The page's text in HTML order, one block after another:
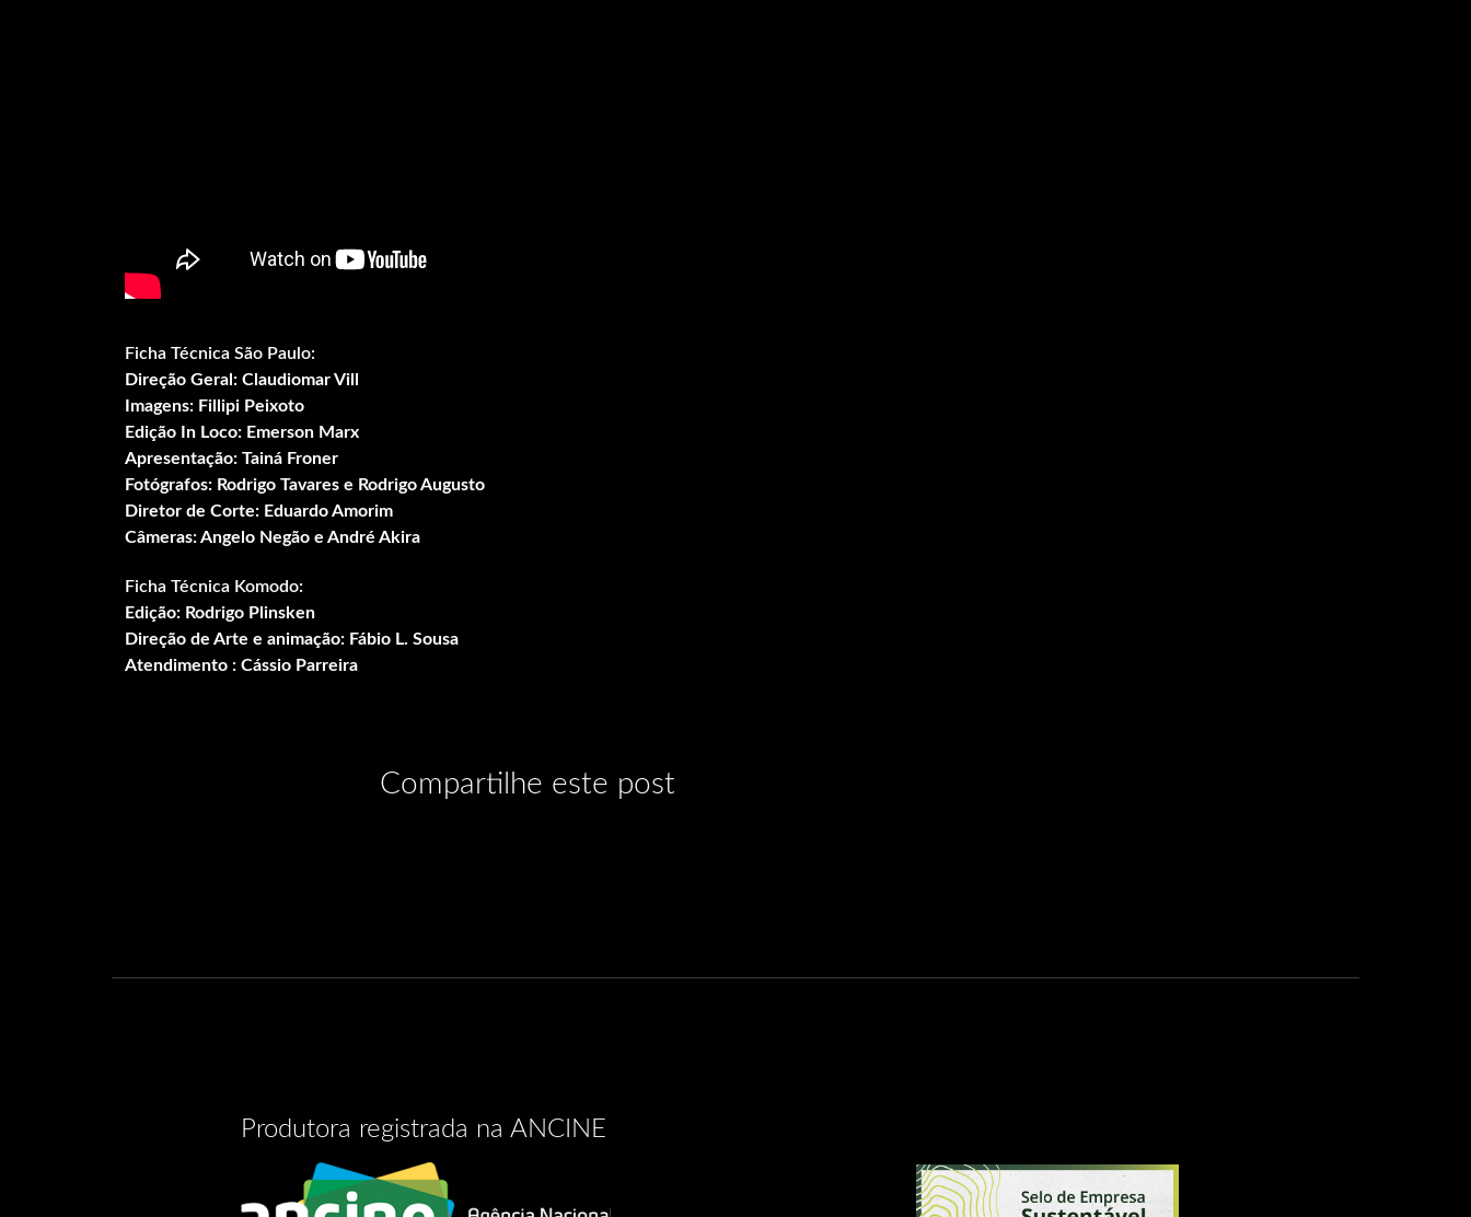
Ficha Técnica São Paulo:
Direção Geral: Claudiomar Vill
Imagens: Fillipi Peixoto
Edição In Loco: Emerson Marx
Apresentação: Tainá Froner
Fotógrafos: Rodrigo Tavares e Rodrigo Augusto
Diretor de Corte: Eduardo Amorim
Câmeras: Angelo Negão e André Akira
Ficha Técnica Komodo:
Edição: Rodrigo Plinsken
Direção de Arte e animação: Fábio L. Sousa
Atendimento : Cássio Parreira
Compartilhe este post
Produtora registrada na ANCINE